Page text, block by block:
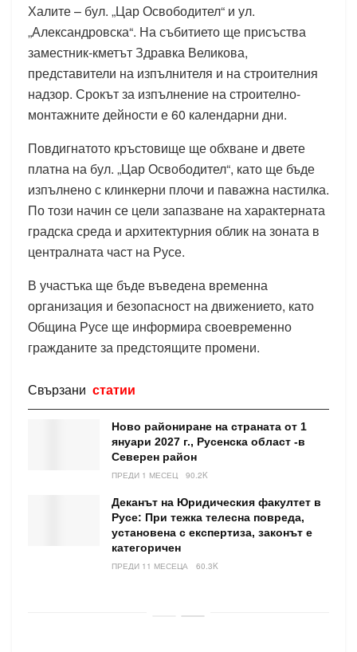
Халите – бул. „Цар Освободител“ и ул.
„Александровска“. На събитието ще присъства
заместник-кметът Здравка Великова,
представители на изпълнителя и на строителния
надзор. Срокът за изпълнение на строително-
монтажните дейности е 60 календарни дни.
Повдигнатото кръстовище ще обхване и двете
платна на бул. „Цар Освободител“, като ще бъде
изпълнено с клинкерни плочи и паважна настилка.
По този начин се цели запазване на характерната
градска среда и архитектурния облик на зоната в
централната част на Русе.
В участъка ще бъде въведена временна
организация и безопасност на движението, като
Община Русе ще информира своевременно
гражданите за предстоящите промени.
Свързани статии
Ново райониране на страната от 1
януари 2027 г., Русенска област -в
Северен район
ПРЕДИ 1 МЕСЕЦ 90.2K
Деканът на Юридическия факултет в
Русе: При тежка телесна повреда,
установена с експертиза, законът е
категоричен
ПРЕДИ 11 МЕСЕЦА 60.3K